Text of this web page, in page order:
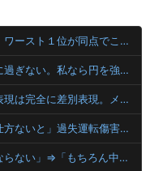
【ニュース】日本をダメにした総理大臣、ワースト１位が同点でこの人ｗｗｗｗｗｗ
岸田文雄「日米の為替介入は一時しのぎに過ぎない。私なら円を強くすることが出来る」
パヨ「れいわ信者、れいわ知能といった表現は完全に差別表現。メディアは放送禁止用語に指定するべき」
【八王子】「ミラーくらいは当たっても仕方ないと」過失運転傷害などの疑いで韓国籍の宋竜巳容疑者を再逮捕 男女6人負傷 警視庁
エッセイスト「原爆を二度と使わせてはならない」⇒「もちろん中国の核も非難する？」⇒「中国の核は綺麗な核！」